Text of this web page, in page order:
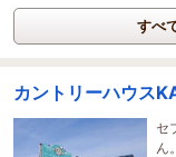
すべ
カントリーハウス
セ
ん